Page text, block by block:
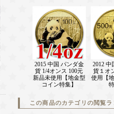
2015 中国 パンダ金
貨 1/4オンス 100元
新品未使用【地金型
コイン特集】
2012 中
貨１オ
使用【
この商品のカテゴリの閲覧